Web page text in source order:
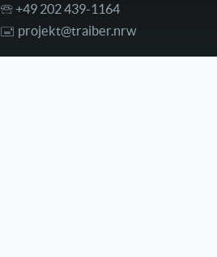
🕾 +49 202 439-1164
🖃 projekt@traiber.nrw